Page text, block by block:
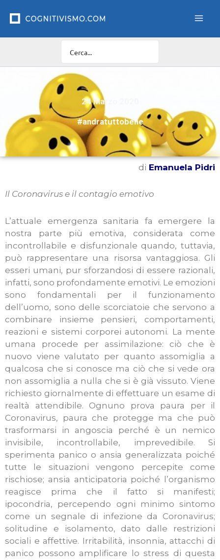
24 Marzo 2020
#andratuttobene
di Emanuela Pidri
Il Coronavirus e il contagio emotivo
L’attuale emergenza sanitaria fa emergere la
nostra parte più emotiva, considerata come
incontrollabile e disfunzionale quando, tuttavia,
può rappresentare una risorsa vantaggiosa. Gli
esseri umani, pur sforzandosi di essere razionali,
infatti, sono profondamente emotivi. Le emozioni
sono fondamentali per il funzionamento
dell’uomo, sono delle scorciatoie che servono a
combinare insieme pensieri, comportamenti,
reazioni e sistemi corporei autonomi. La mente
umana procede per assimilazione: ciò che è
nuovo viene valutato per quanto assomiglia a
qualcosa che si conosce ma ciò che si vede ora
non assomiglia a nulla che si è già vissuto. Viene
richiesto giornalmente di effettuare un esame di
realtà attendibile. Ognuno prova paura per il
Coronavirus, paura che protegge ma che può
trasformarsi in angoscia perché è un nemico
invisibile, incontrollabile, imprevedibile. Si
sperimenta panico o ansia generalizzata poiché
tutte le situazioni vengono percepite come
rischiose; ansia anticipatoria poiché l’organismo
reagisce prima che il fatto si manifesti;
ipocondria, percependo ogni minimo sintomo
come un segnale di infezione da Coronavirus;
solitudine e isolamento, dato dalle restrizioni
sociali e affettive. Irritabilità, insonnia, attacchi di
panico possono amplificare lo stress di questa